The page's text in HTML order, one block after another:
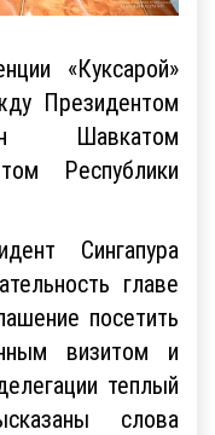
«Куксарой»
Президентом
Шавкатом
Республики
Сингапура
главе
посетить
визитом и
теплый
слова